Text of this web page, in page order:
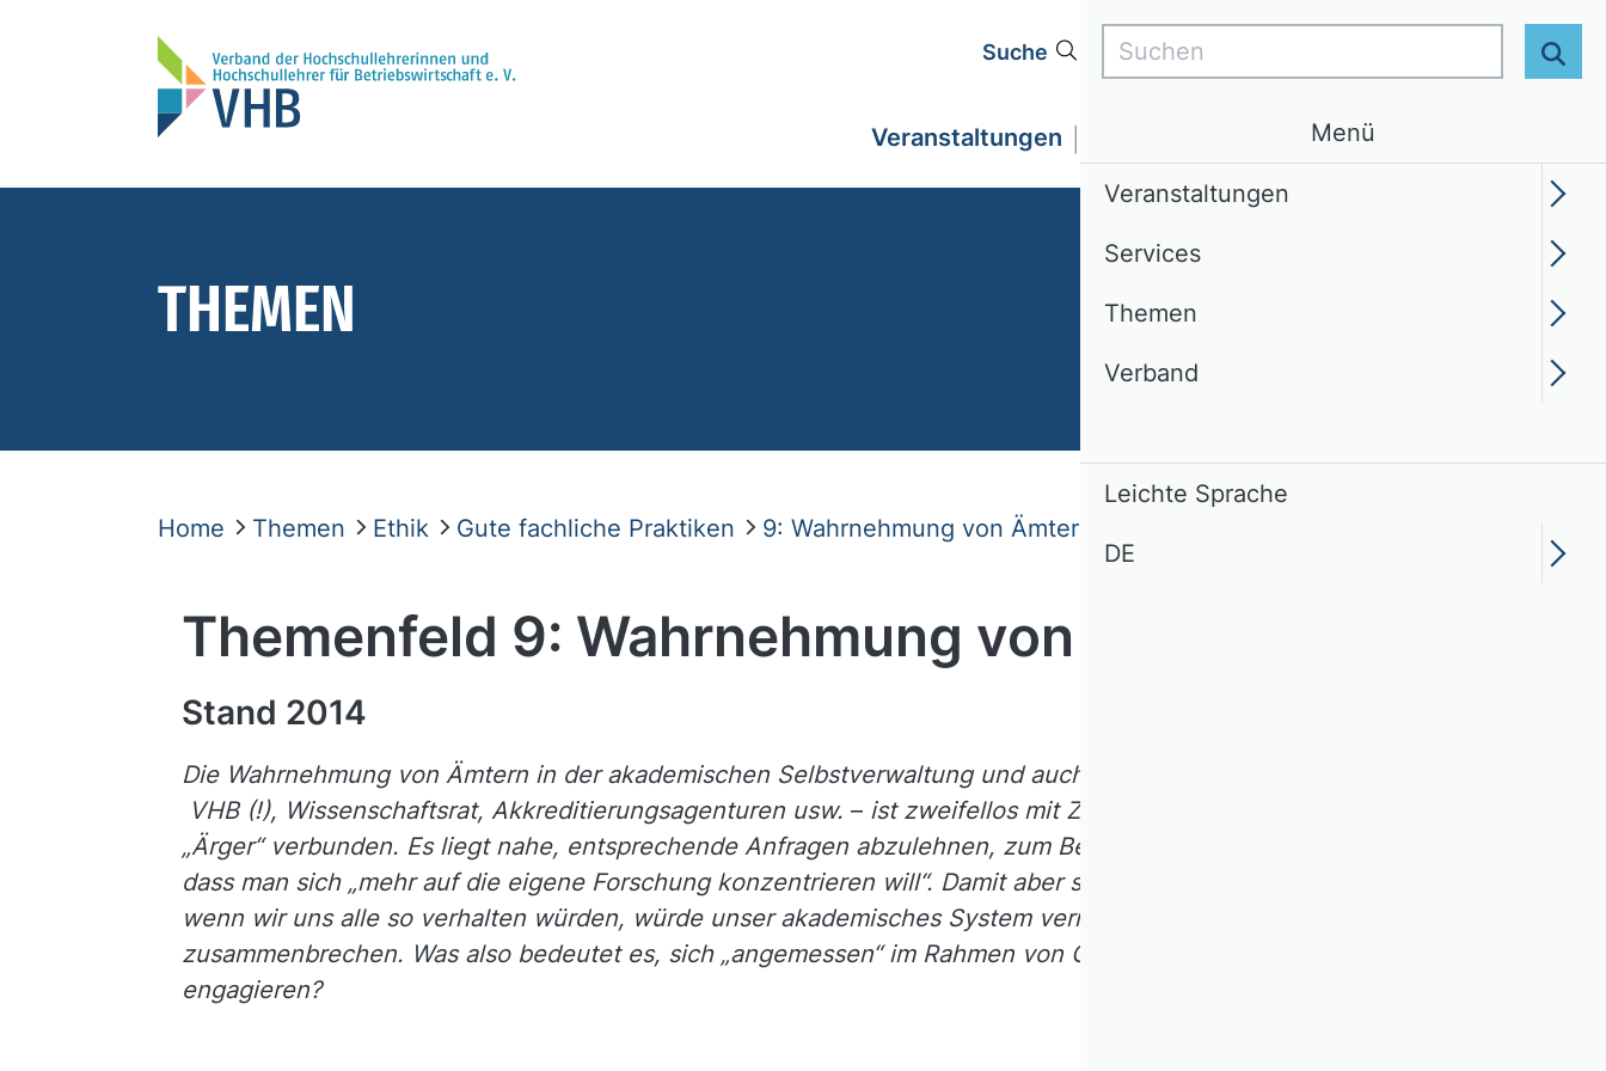
Suche Login DE
Veranstaltungen Themen Verband
THEMEN
Home Themen Ethik Gute fachliche Praktiken 9: Wahrnehmung von Ämtern
Themenfeld 9: Wahrnehmung von Ämtern
Stand 2014
Die Wahrnehmung von Ämtern in der akademischen Selbstverwaltung und auch in anderen Institutionen
VHB (!), Wissenschaftsrat, Akkreditierungsagenturen usw. – ist zweifellos mit Zeitaufwand und oft auch mit
„Ärger“ verbunden. Es liegt nahe, entsprechende Anfragen abzulehnen, zum Beispiel mit dem Argument,
dass man sich „mehr auf die eigene Forschung konzentrieren will“. Damit aber sind Fairnessfragen berührt –
wenn wir uns alle so verhalten würden, würde unser akademisches System vermutlich schnell
zusammenbrechen. Was also bedeutet es, sich „angemessen“ im Rahmen von Gemeinschaftsaufgaben zu
engagieren?
Suchen
Menü
Veranstaltungen
Services
Themen
Verband
Leichte Sprache
DE